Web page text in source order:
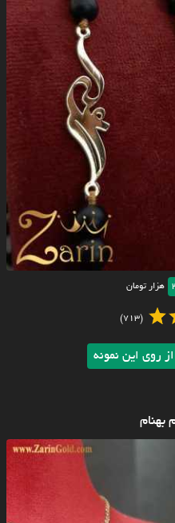
هزار تومان
(713)
روی این نمونه
بهنام